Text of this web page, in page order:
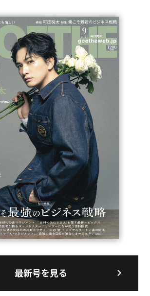
最新号を見る